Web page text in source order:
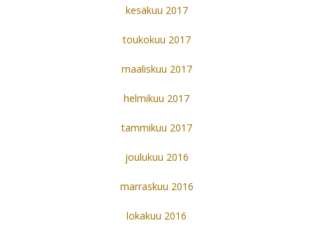
kesäkuu 2017
toukokuu 2017
maaliskuu 2017
helmikuu 2017
tammikuu 2017
joulukuu 2016
marraskuu 2016
lokakuu 2016